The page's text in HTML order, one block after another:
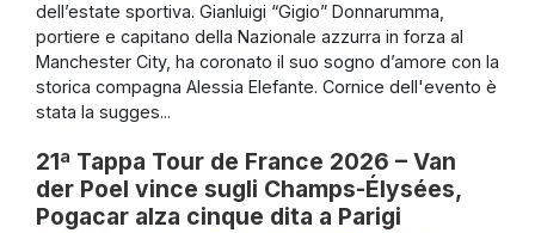
dell’estate sportiva. Gianluigi “Gigio” Donnarumma,
portiere e capitano della Nazionale azzurra in forza al
Manchester City, ha coronato il suo sogno d’amore con la
storica compagna Alessia Elefante. Cornice dell'evento è
stata la sugges...
21ª Tappa Tour de France 2026 – Van
der Poel vince sugli Champs-Élysées,
Pogacar alza cinque dita a Parigi